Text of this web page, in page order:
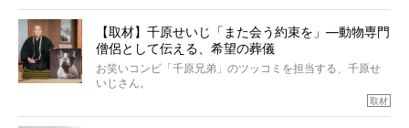
力をもつお笑い芸人「シークエンスはやとも」さんに、愛
犬の旅立ちや供養についてインタビュー。
インタビュアー兼対談相手は、大の犬好きで心霊分野の知
識にも長けているPELIさん。
「愛犬が旅立ったあと、ベッドやおもちゃはどうすればい
【取材】千原せいじ「また会う約束を」―動物専門
僧侶として伝える、希望の葬儀
お笑いコンビ「千原兄弟」のツッコミを担当する、千原せ
いじさん。
取材